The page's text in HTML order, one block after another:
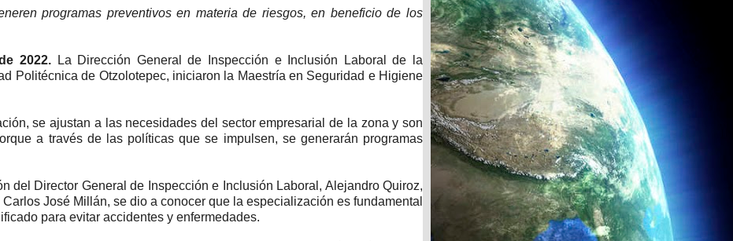
programas preventivos en materia de riesgos, en beneficio de los
2022.La Dirección General de Inspección e Inclusión Laboral de la
Politécnica de Otzolotepec, iniciaron la Maestría en Seguridad e Higiene
se ajustan a las necesidades del sector empresarial de la zona y son
a través de las políticas que se impulsen, se generarán programas
del Director General de Inspección e Inclusión Laboral, Alejandro Quiroz,
José Millán, se dio a conocer que la especialización es fundamental
para evitar accidentes y enfermedades.